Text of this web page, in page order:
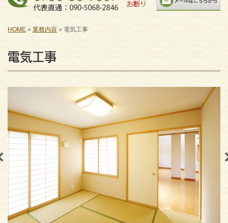
HOME » 業務内容 » 電気工事
電気工事